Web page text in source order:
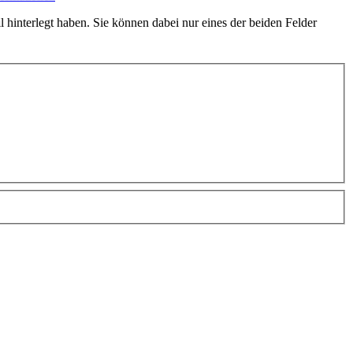
haben. Sie können dabei nur eines der beiden Felder